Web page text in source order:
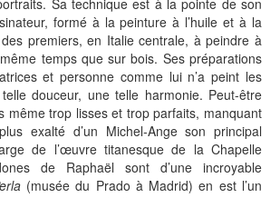
Sa technique est à la pointe de son
formé à la peinture à l’huile et à la
premiers, en Italie centrale, à peindre à
temps que sur bois. Ses préparations
et personne comme lui n’a peint les
douceur, une telle harmonie. Peut-être
même trop lisses et trop parfaits, manquant
exalté d’un Michel-Ange son principal
de l’œuvre titanesque de la Chapelle
de Raphaël sont d’une incroyable
(musée du Prado à Madrid) en est l’un